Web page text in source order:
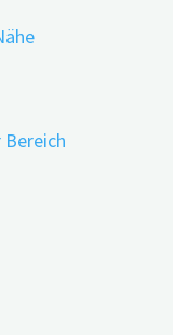
eine
für
die an
wirft
der Konsum